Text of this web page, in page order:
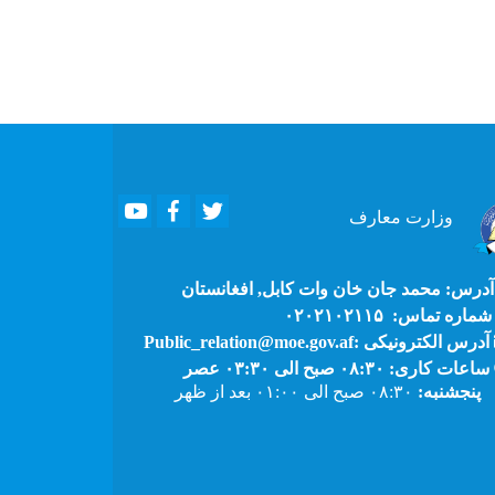
وزارت معارف
YoutubeFacebook
محمد جان خان وات کابل, افغانستان
شماره تماس: ۰۲۰۲۱۰۲۱۱۵
آدرس الکترونیکی :Public_relation@moe.gov.af
ساعات کاری: ۰۸:۳۰ صبح الی ۰۳:۳۰ عصر
پنجشنبه: